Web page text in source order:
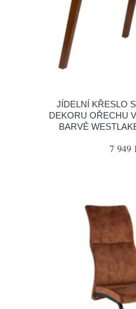
JÍDELNÍ KŘESLO
DEKORU OŘECHU
BARVĚ
7 949